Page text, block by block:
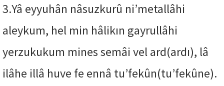
3.Yâ eyyuhân nâsuzkurû ni’metallâhi
aleykum, hel min hâlikın gayrullâhi
yerzukukum mines semâi vel ard(ardı), lâ
ilâhe illâ huve fe ennâ tu’fekûn(tu’fekûne).